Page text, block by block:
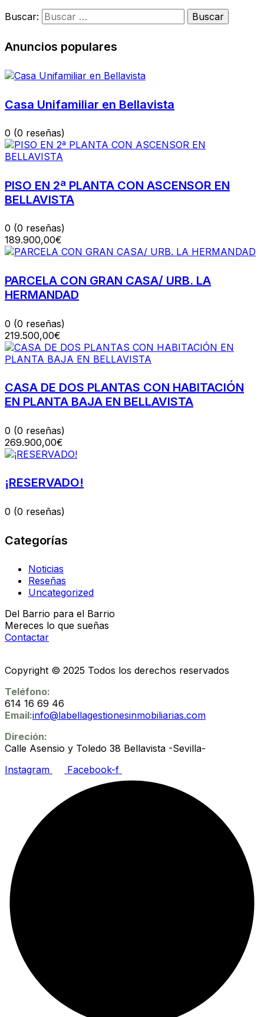
Buscar:
Anuncios populares
Casa Unifamiliar en Bellavista
0 (0 reseñas)
PISO EN 2ª PLANTA CON ASCENSOR EN
BELLAVISTA
0 (0 reseñas)
189.900,00€
PARCELA CON GRAN CASA/ URB. LA
HERMANDAD
0 (0 reseñas)
219.500,00€
CASA DE DOS PLANTAS CON HABITACIÓN
EN PLANTA BAJA EN BELLAVISTA
0 (0 reseñas)
269.900,00€
¡RESERVADO!
0 (0 reseñas)
Categorías
Noticias
Reseñas
Uncategorized
Del Barrio para el Barrio
Mereces lo que sueñas
Contactar
Copyright © 2025 Todos los derechos reservados
Teléfono:
614 16 69 46
Email:info@labellagestionesinmobiliarias.com
Direción:
Calle Asensio y Toledo 38 Bellavista -Sevilla-
Instagram
Facebook-f